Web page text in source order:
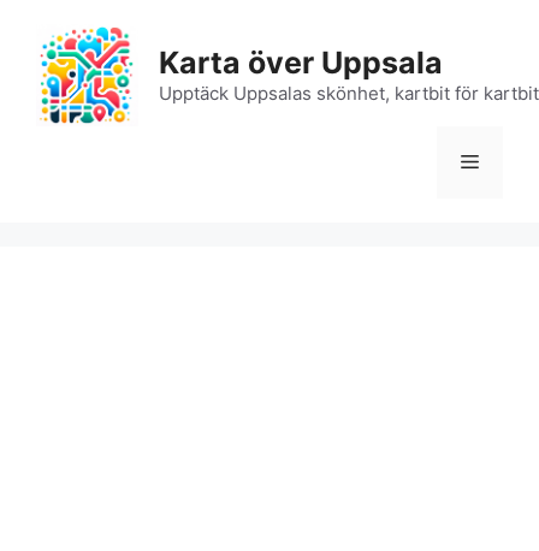
innehåll
Karta över Uppsala
Upptäck Uppsalas skönhet, kartbit för kartbit
Meny